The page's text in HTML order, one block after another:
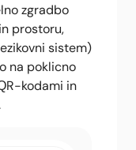
zgradbo
prostoru,
sistem)
na poklicno
kodami in